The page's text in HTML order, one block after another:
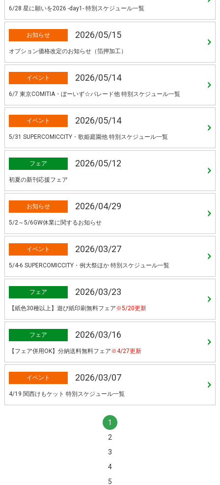
6/28 星に願いを2026 -day1- 特別スケジュール一覧
お知らせ 2026/05/15
オプション価格改定のお知らせ（箔押加工）
イベント 2026/05/14
6/7 東京COMITIA・ぼーいず☆パレード他 特別スケジュール一覧
イベント 2026/05/14
5/31 SUPERCOMICCITY・歌姫庭園他 特別スケジュール一覧
フェア 2026/05/12
初夏の新刊応援フェア
お知らせ 2026/04/29
5/2～5/6GW休業に関するお知らせ
イベント 2026/03/27
5/4-6 SUPERCOMICCITY・例大祭ほか 特別スケジュール一覧
フェア 2026/03/23
【紙色30種以上】遊び紙印刷無料フェア※5/20更新
フェア 2026/03/16
【フェア併用OK】分納送料無料フェア※4/27更新
イベント 2026/03/07
4/19 関西けもケット 特別スケジュール一覧
1
2
3
4
5